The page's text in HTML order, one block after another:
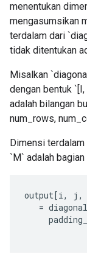
menentukan
mengasumsikan
terdalam dari
tidak ditentukan
Misalkan
dengan bentuk
adalah bilangan
num_rows,
Dimensi terdalam
`M` adalah bagian
output[i, j ,
= diagonal